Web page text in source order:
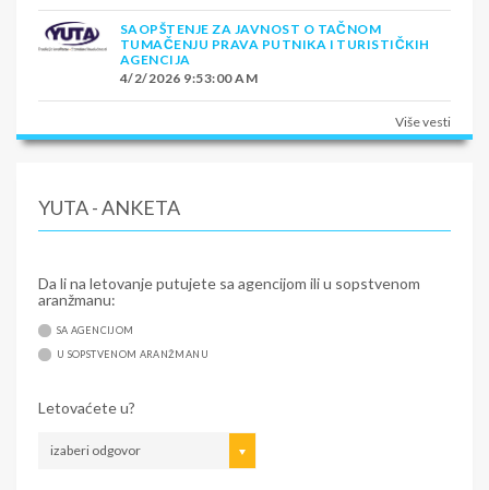
SAOPŠTENJE ZA JAVNOST O TAČNOM
TUMAČENJU PRAVA PUTNIKA I TURISTIČKIH
AGENCIJA
4/2/2026 9:53:00 AM
Više vesti
YUTA - ANKETA
Da li na letovanje putujete sa agencijom ili u sopstvenom
aranžmanu:
SA AGENCIJOM
U SOPSTVENOM ARANŽMANU
Letovaćete u?
izaberi odgovor